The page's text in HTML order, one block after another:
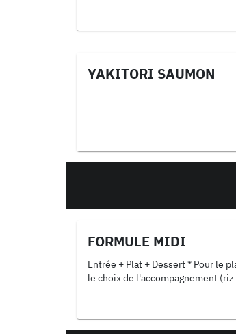
YAKITORI SAUMON
FORMULE MIDI
Entrée + Plat + Dessert * Pour le
le choix de l'accompagnement